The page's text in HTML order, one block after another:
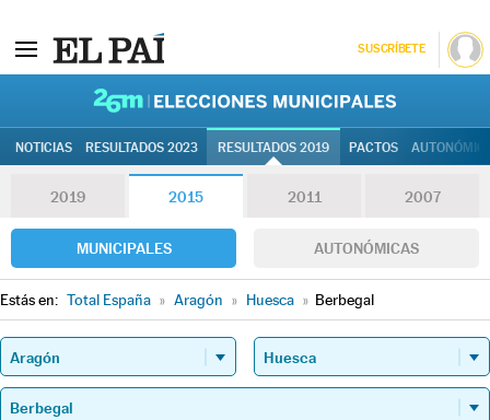
SUSCRÍBETE
NOTICIAS RESULTADOS 2023 RESULTADOS 2019 PACTOS
2019 2015 2011 2007
MUNICIPALES AUTONÓMICAS
Estás en: Total España » Aragón » Huesca » Berbegal